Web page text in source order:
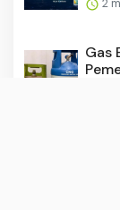
2
Gas